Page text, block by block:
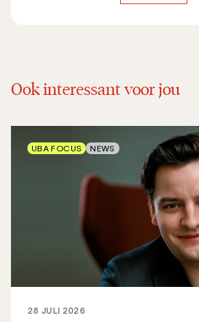
Ook interessant voor jou
28 JULI 2026
UBA FOCUS NEWS